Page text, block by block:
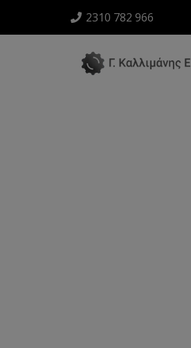
2310 782 966